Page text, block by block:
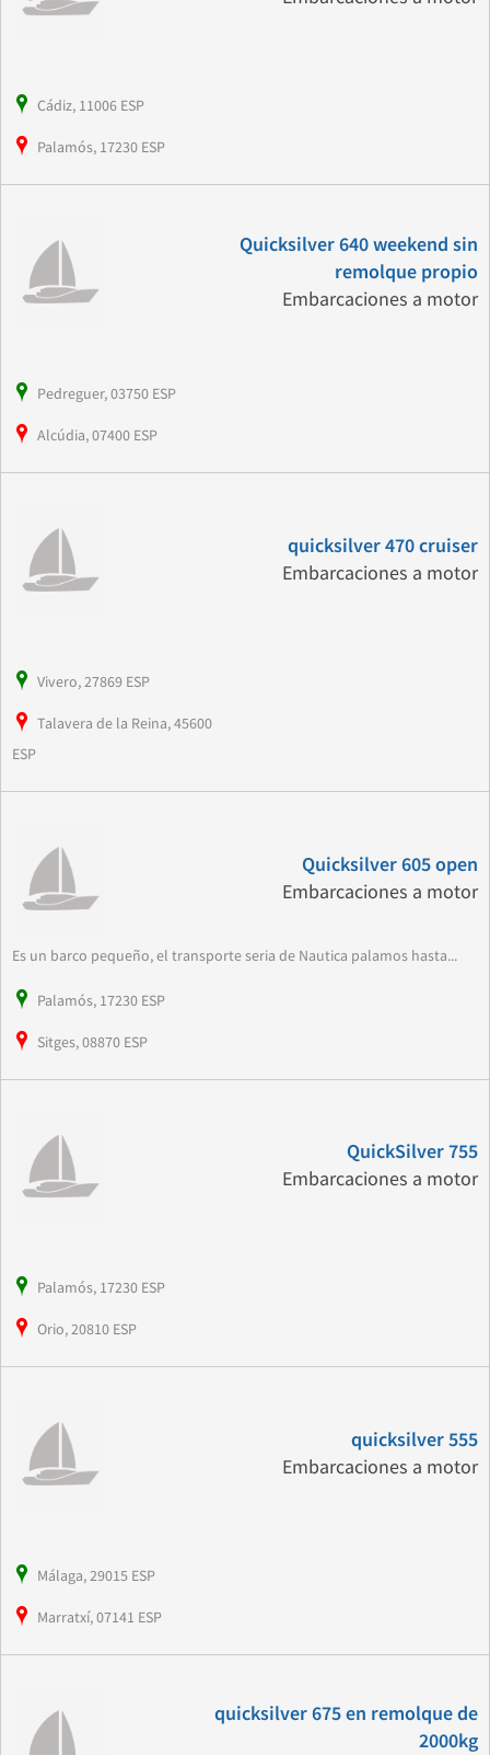
Cádiz, 11006 ESP
Palamós, 17230 ESP
Quicksilver 640 weekend sin
remolque propio
Embarcaciones a motor
Pedreguer, 03750 ESP
Alcúdia, 07400 ESP
quicksilver 470 cruiser
Embarcaciones a motor
Vivero, 27869 ESP
Talavera de la Reina, 45600
ESP
Quicksilver 605 open
Embarcaciones a motor
Es un barco pequeño, el transporte seria de Nautica palamos hasta...
Palamós, 17230 ESP
Sitges, 08870 ESP
QuickSilver 755
Embarcaciones a motor
Palamós, 17230 ESP
Orio, 20810 ESP
quicksilver 555
Embarcaciones a motor
Málaga, 29015 ESP
Marratxí, 07141 ESP
quicksilver 675 en remolque de
2000kg